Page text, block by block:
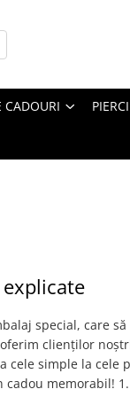
CADOURI
special, care
clienților
cele simple la cele
cadou memorabil! 1.